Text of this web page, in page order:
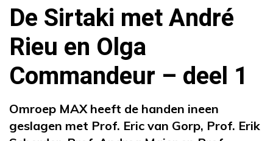
De Sirtaki met André
Rieu en Olga
Commandeur – deel 1
Omroep MAX heeft de handen ineen
geslagen met Prof. Eric van Gorp, Prof. Erik